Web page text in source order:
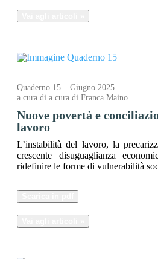
Quaderno 15 – Giugno 2025
a cura di a cura di Franca Maino
Nuove povertà e
lavoro
L’instabilità del lavoro, la
crescente disuguaglianza
ridefinire le forme di vulnerabilità